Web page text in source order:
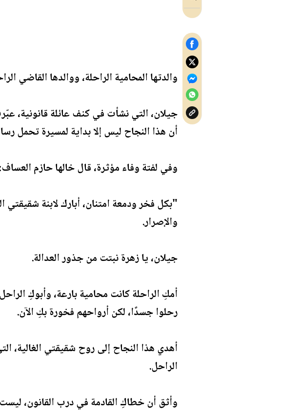
والدتها المحامية الراحلة، ووالدها
جيلان، التي نشأت في كنف عائلة قانونية،
أن هذا النجاح ليس إلا بداية لمسيرة تحمل
وفي لفتة وفاء مؤثرة، قال خالها حازم
"بكل فخر ودمعة امتنان، أبارك لابنة
والإصرار.
جيلان، يا زهرة نبتت من جذور العدالة.
أمكِ الراحلة كانت محامية بارعة، وأبوكِ
رحلوا جسدًا، لكن أرواحهم فخورة بكِ الآن.
أهدي هذا النجاح إلى روح شقيقتي الغالية،
الراحل.
وأثق أن خطاكِ القادمة في درب القانون،